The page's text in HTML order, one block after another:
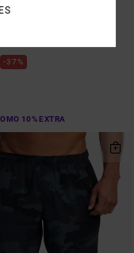
37%
10% EXTRA